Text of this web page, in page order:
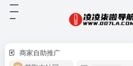
商家自助推广